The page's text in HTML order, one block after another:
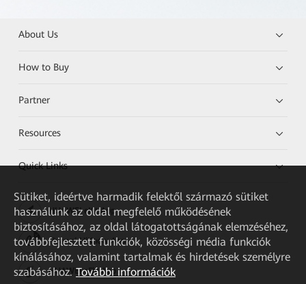
About Us
How to Buy
Partner
Resources
Quick Links
HUAWEI eKit App
Huawei HiKnow App
HUAWEI eFly App
Sütiket, ideértve harmadik felektől származó sütiket
használunk az oldal megfelelő működésének
biztosításához, az oldal látogatottságának elemzéséhez,
továbbfejlesztett funkciók, közösségi média funkciók
kínálásához, valamint tartalmak és hirdetések személyre
szabásához. További információk